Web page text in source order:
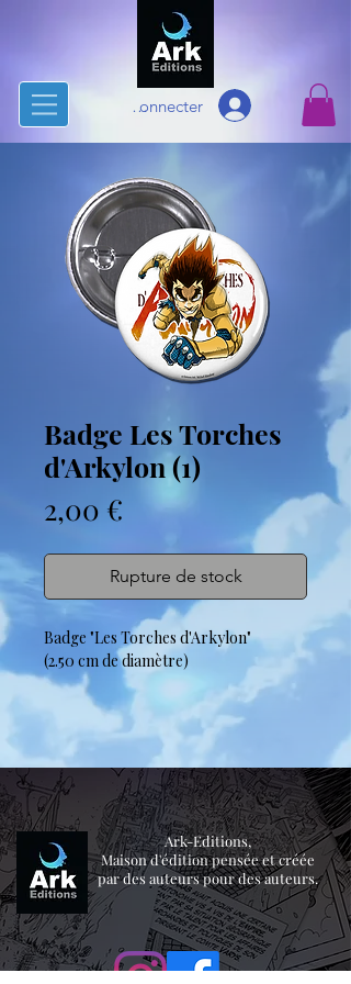
Se connecter
Badge Les Torches
d'Arkylon (1)
2,00 € Prix
Rupture de stock
Badge "Les Torches d'Arkylon"
(2.50 cm de diamètre)
Ark-Editions,
Maison d'édition pensée et créée
par des auteurs pour des auteurs.